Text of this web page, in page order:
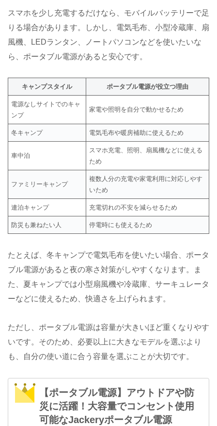
スマホを少し充電するだけなら、モバイルバッテリーで足
りる場合があります。しかし、電気毛布、小型冷蔵庫、扇
風機、LEDランタン、ノートパソコンなどを使いたいな
ら、ポータブル電源があると安心です。
キャンプスタイル ポータブル電源が役立つ理由
電源なしサイトでのキャ
ンプ
家電や照明を自分で動かせるため
冬キャンプ 電気毛布や暖房補助に使えるため
車中泊
スマホ充電、照明、扇風機などに使える
ため
ファミリーキャンプ
複数人分の充電や家電利用に対応しやす
いため
連泊キャンプ 充電切れの不安を減らせるため
防災も兼ねたい人 停電時にも使えるため
たとえば、冬キャンプで電気毛布を使いたい場合、ポータ
ブル電源があると夜の寒さ対策がしやすくなります。ま
た、夏キャンプでは小型扇風機や冷蔵庫、サーキュレータ
ーなどに使えるため、快適さを上げられます。
ただし、ポータブル電源は容量が大きいほど重くなりやす
いです。そのため、必要以上に大きなモデルを選ぶより
も、自分の使い道に合う容量を選ぶことが大切です。
【ポータブル電源】アウトドアや防
災に活躍！大容量でコンセント使用
可能なJackeryポータブル電源